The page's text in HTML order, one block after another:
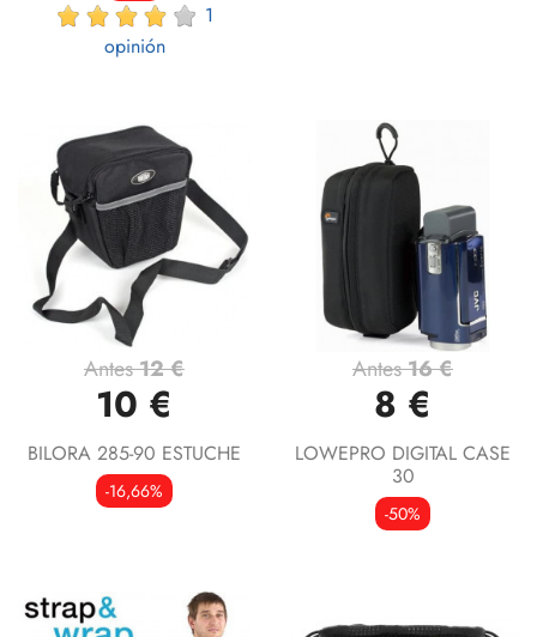
1
opinión
Antes12 €
10 €
BILORA 285-90 ESTUCHE
-16,66%
Antes16 €
8 €
LOWEPRO DIGITAL CASE
30
-50%